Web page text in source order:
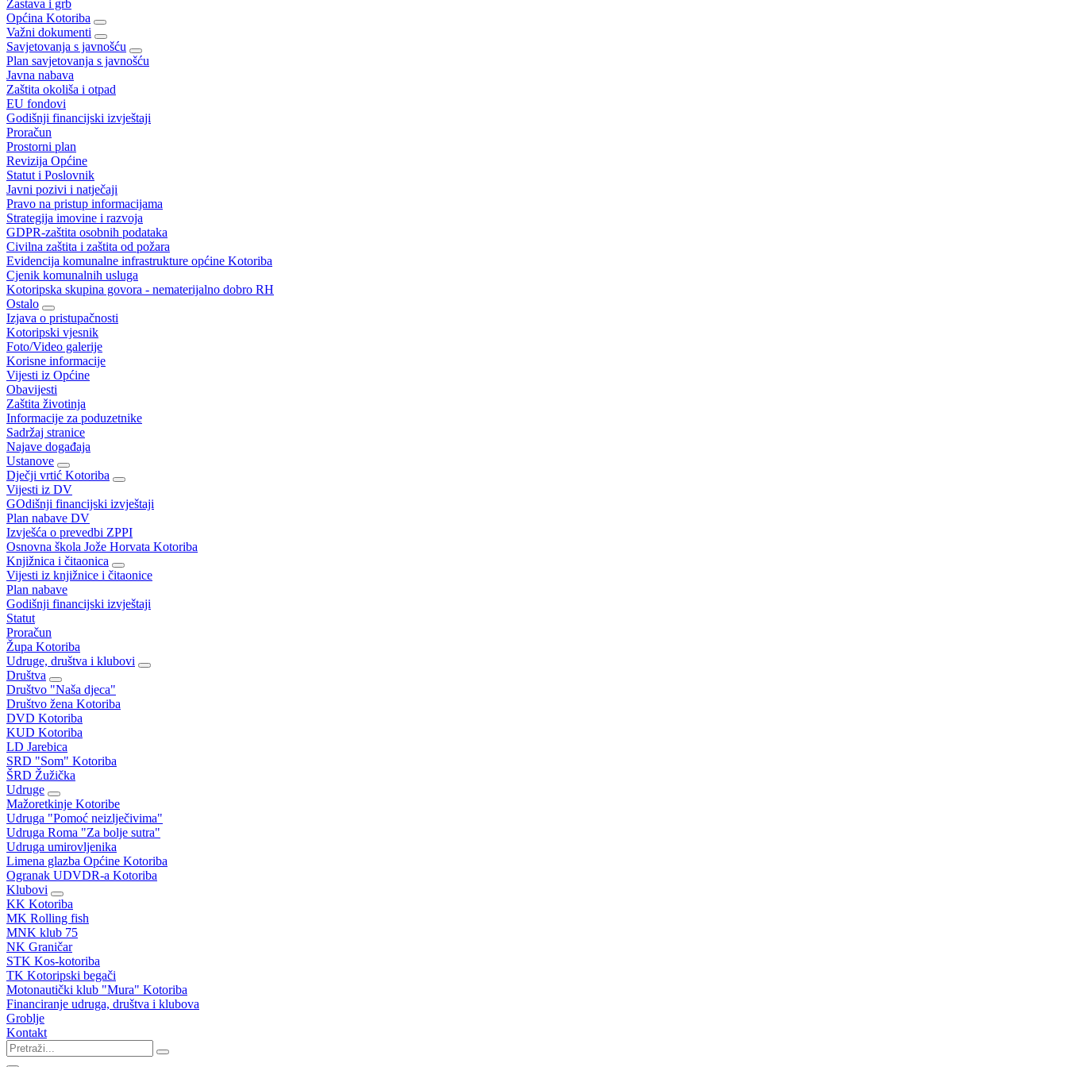
Zastava i grb
Općina Kotoriba
Važni dokumenti
Savjetovanja s javnošću
Plan savjetovanja s javnošću
Javna nabava
Zaštita okoliša i otpad
EU fondovi
Godišnji financijski izvještaji
Proračun
Prostorni plan
Revizija Općine
Statut i Poslovnik
Javni pozivi i natječaji
Pravo na pristup informacijama
Strategija imovine i razvoja
GDPR-zaštita osobnih podataka
Civilna zaštita i zaštita od požara
Evidencija komunalne infrastrukture općine Kotoriba
Cjenik komunalnih usluga
Kotoripska skupina govora - nematerijalno dobro RH
Ostalo
Izjava o pristupačnosti
Kotoripski vjesnik
Foto/Video galerije
Korisne informacije
Vijesti iz Općine
Obavijesti
Zaštita životinja
Informacije za poduzetnike
Sadržaj stranice
Najave događaja
Ustanove
Dječji vrtić Kotoriba
Vijesti iz DV
GOdišnji financijski izvještaji
Plan nabave DV
Izvješća o prevedbi ZPPI
Osnovna škola Jože Horvata Kotoriba
Knjižnica i čitaonica
Vijesti iz knjižnice i čitaonice
Plan nabave
Godišnji financijski izvještaji
Statut
Proračun
Župa Kotoriba
Udruge, društva i klubovi
Društva
Društvo "Naša djeca"
Društvo žena Kotoriba
DVD Kotoriba
KUD Kotoriba
LD Jarebica
SRD "Som" Kotoriba
ŠRD Žužička
Udruge
Mažoretkinje Kotoribe
Udruga "Pomoć neizlječivima"
Udruga Roma "Za bolje sutra"
Udruga umirovljenika
Limena glazba Općine Kotoriba
Ogranak UDVDR-a Kotoriba
Klubovi
KK Kotoriba
MK Rolling fish
MNK klub 75
NK Graničar
STK Kos-kotoriba
TK Kotoripski begači
Motonautički klub "Mura" Kotoriba
Financiranje udruga, društva i klubova
Groblje
Kontakt